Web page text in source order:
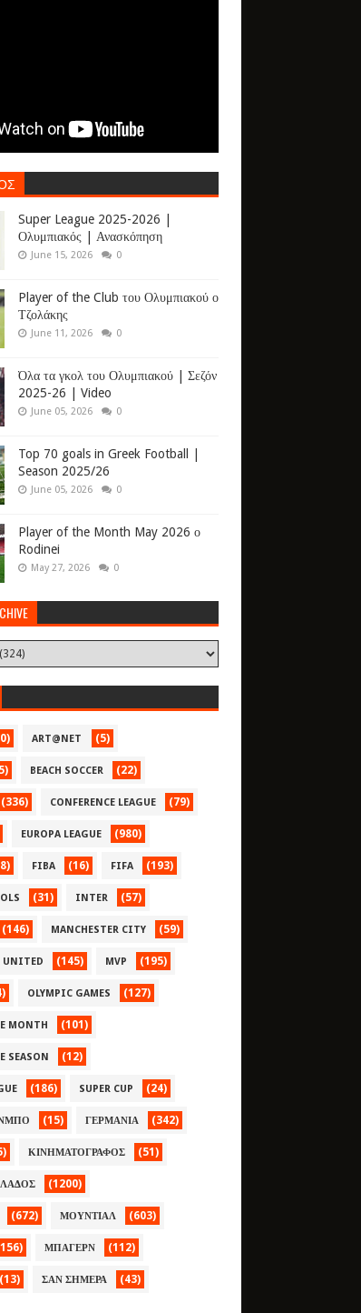
Super League 2025-2026 |
Ολυμπιακός | Ανασκόπηση
June 15, 2026 0
Player of the Club του Ολυμπιακού ο
Τζολάκης
June 11, 2026 0
Όλα τα γκολ του Ολυμπιακού | Σεζόν
2025-26 | Video
June 05, 2026 0
Top 70 goals in Greek Football |
Season 2025/26
June 05, 2026 0
Player of the Month May 2026 ο
Rodinei
May 27, 2026 0
ART@NET (5)
BEACH SOCCER (22)
(336) CONFERENCE LEAGUE (79)
EUROPA LEAGUE (980)
FIBA (16) FIFA (193)
(31) INTER (57)
(146) MANCHESTER CITY (59)
UNITED (145) MVP (195)
OLYMPIC GAMES (127)
MONTH (101)
SEASON (12)
(186) SUPER CUP (24)
(15) ΓΕΡΜΑΝΙΑ (342)
ΚΙΝΗΜΑΤΟΓΡΑΦΟΣ (51)
(1200)
(672) ΜΟΥΝΤΙΑΛ (603)
ΜΠΑΓΕΡΝ (112)
(13) ΣΑΝ ΣΗΜΕΡΑ (43)